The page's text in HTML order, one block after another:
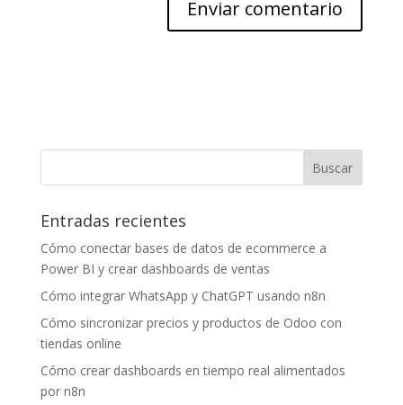
Entradas recientes
Cómo conectar bases de datos de ecommerce a
Power BI y crear dashboards de ventas
Cómo integrar WhatsApp y ChatGPT usando n8n
Cómo sincronizar precios y productos de Odoo con
tiendas online
Cómo crear dashboards en tiempo real alimentados
por n8n